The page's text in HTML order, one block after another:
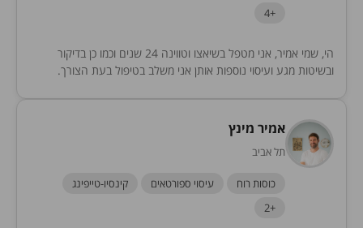
+4
הי, שמי אמיר, אני מטפל בשיאצו וטווינה 24 שנים וכמו כן בדיקור
ובשיטות מגע ועיסוי נוספות אותן אני משלב בטיפול בעת הצורך.
אמיר מינץ
תל אביב
כוסות רוח עיסוי ספורטאים
קינסיו-טייפינג
+2